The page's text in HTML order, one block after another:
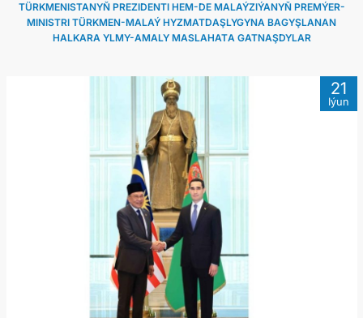
TÜRKMENISTANYŇ PREZIDENTI HEM-DE MALAÝZIÝANYŇ PREMÝER-
MINISTRI TÜRKMEN-MALAÝ HYZMATDAŞLYGYNA BAGYŞLANAN
HALKARA YLMY-AMALY MASLAHATА GATNAŞDYLAR
21
Iýun